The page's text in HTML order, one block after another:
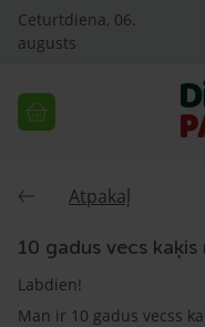
Ceturtdiena, 06.
augusts
Atpakaļ
10 gadus vecs
Labdien!
Man ir 10 gadus vecss